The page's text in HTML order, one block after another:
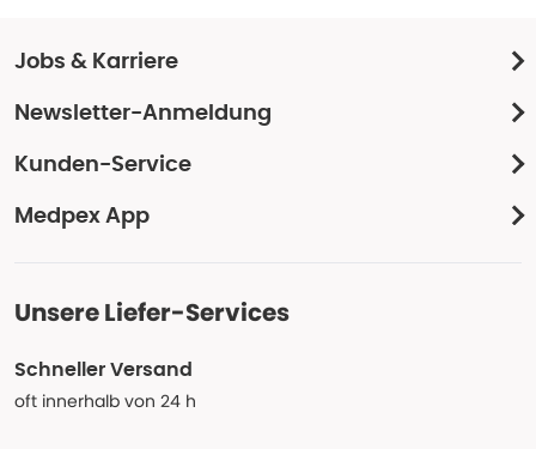
Jobs & Karriere
Newsletter-Anmeldung
Kunden-Service
Medpex App
Unsere Liefer-Services
Schneller Versand
oft innerhalb von 24 h